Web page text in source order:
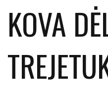
KOVA